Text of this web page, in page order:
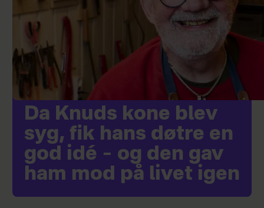
Da Knuds kone blev
syg, fik hans døtre en
god idé – og den gav
ham mod på livet igen